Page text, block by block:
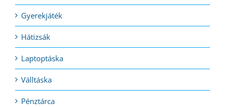
Gyerekjáték
Hátizsák
Laptoptáska
Válltáska
Pénztárca